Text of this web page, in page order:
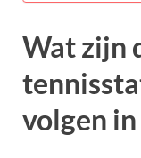
Wat zijn
volgen